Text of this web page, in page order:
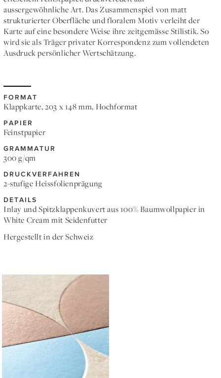
aussergewöhnliche Art. Das Zusammenspiel von matt
strukturierter Oberfläche und floralem Motiv verleiht der
Karte auf eine besondere Weise ihre zeitgemässe Stilistik. So
wird sie als Träger privater Korrespondenz zum vollendeten
Ausdruck persönlicher Wertschätzung.
FORMAT
Klappkarte, 203 x 148 mm, Hochformat
PAPIER
Feinstpapier
GRAMMATUR
300 g/qm
DRUCKVERFAHREN
2-stufige Heissfolienprägung
DETAILS
Inlay und Spitzklappenkuvert aus 100% Baumwollpapier in
White Cream mit Seidenfutter
Hergestellt in der Schweiz